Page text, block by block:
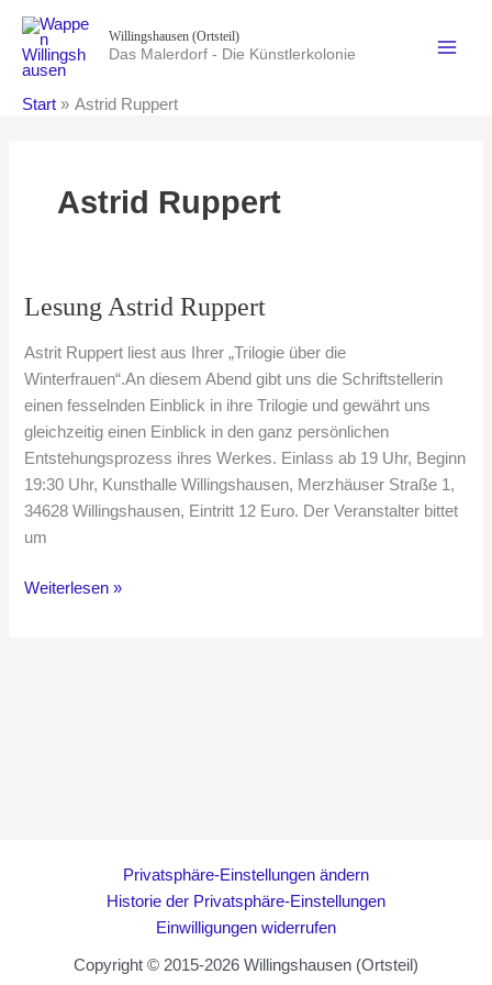
Inhalt
springen
Willingshausen (Ortsteil)
Das Malerdorf - Die Künstlerkolonie
Start Astrid Ruppert
Astrid Ruppert
Lesung Astrid Ruppert
Astrit Ruppert liest aus Ihrer „Trilogie über die
Winterfrauen“.An diesem Abend gibt uns die Schriftstellerin
einen fesselnden Einblick in ihre Trilogie und gewährt uns
gleichzeitig einen Einblick in den ganz persönlichen
Entstehungsprozess ihres Werkes. Einlass ab 19 Uhr, Beginn
19:30 Uhr, Kunsthalle Willingshausen, Merzhäuser Straße 1,
34628 Willingshausen, Eintritt 12 Euro. Der Veranstalter bittet
um
Lesung
Weiterlesen »
Privatsphäre-Einstellungen ändern
Historie der Privatsphäre-Einstellungen
Einwilligungen widerrufen
Copyright © 2015-2026 Willingshausen (Ortsteil)